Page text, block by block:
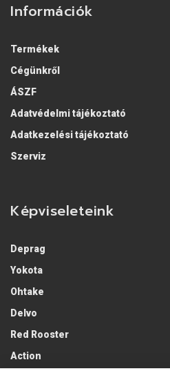
Információk
Termékek
Cégünkről
ÁSZF
Adatvédelmi tájékoztató
Adatkezelési tájékoztató
Szerviz
Képviseleteink
Deprag
Yokota
Ohtake
Delvo
Red Rooster
Action